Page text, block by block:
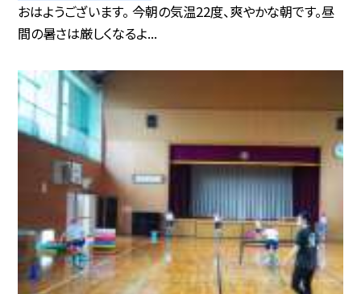
おはようございます。 今朝の気温22度、爽やかな朝です。昼
間の暑さは厳しくなるよ...